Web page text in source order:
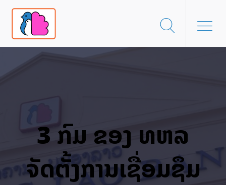
3 ກົມ ຂອງ ທຫລ
ຈັດຕັ້ງການເຊື່ອມຊຶມ